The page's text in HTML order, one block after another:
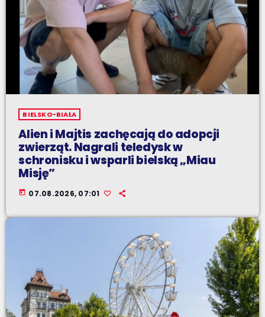
BIELSKO-BIAŁA
Alien i Majtis zachęcają do adopcji
zwierząt. Nagrali teledysk w
schronisku i wsparli bielską „Miau
Misję”
today 07.08.2026, 07:01